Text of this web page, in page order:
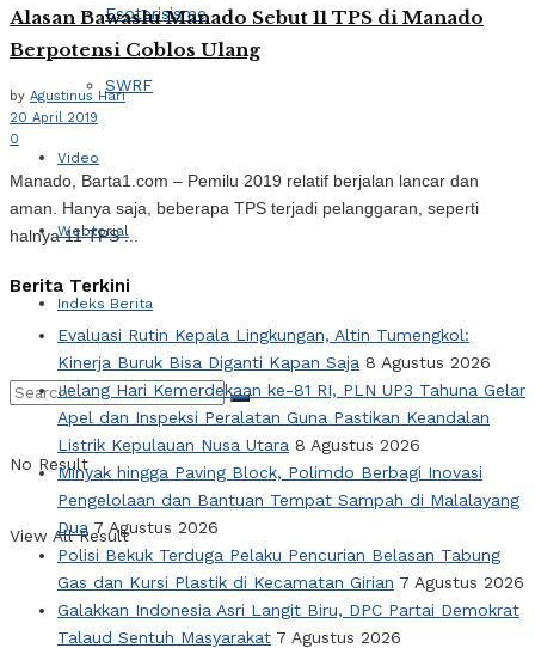
Esoterisisme
SWRF
Video
Webtorial
Indeks Berita
No Result
View All Result
Alasan Bawaslu Manado Sebut 11 TPS di Manado
Berpotensi Coblos Ulang
by Agustinus Hari
20 April 2019
0
Manado, Barta1.com – Pemilu 2019 relatif berjalan lancar dan
aman. Hanya saja, beberapa TPS terjadi pelanggaran, seperti
halnya 11 TPS ...
Berita Terkini
Evaluasi Rutin Kepala Lingkungan, Altin Tumengkol:
Kinerja Buruk Bisa Diganti Kapan Saja 8 Agustus 2026
Jelang Hari Kemerdekaan ke-81 RI, PLN UP3 Tahuna Gelar
Apel dan Inspeksi Peralatan Guna Pastikan Keandalan
Listrik Kepulauan Nusa Utara 8 Agustus 2026
Minyak hingga Paving Block, Polimdo Berbagi Inovasi
Pengelolaan dan Bantuan Tempat Sampah di Malalayang
Dua 7 Agustus 2026
Polisi Bekuk Terduga Pelaku Pencurian Belasan Tabung
Gas dan Kursi Plastik di Kecamatan Girian 7 Agustus 2026
Galakkan Indonesia Asri Langit Biru, DPC Partai Demokrat
Talaud Sentuh Masyarakat 7 Agustus 2026